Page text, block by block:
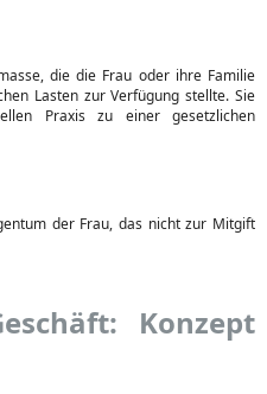
die die Frau oder ihre Familie
Lasten zur Verfügung stellte. Sie
Praxis zu einer gesetzlichen
der Frau, das nicht zur Mitgift
Konzept